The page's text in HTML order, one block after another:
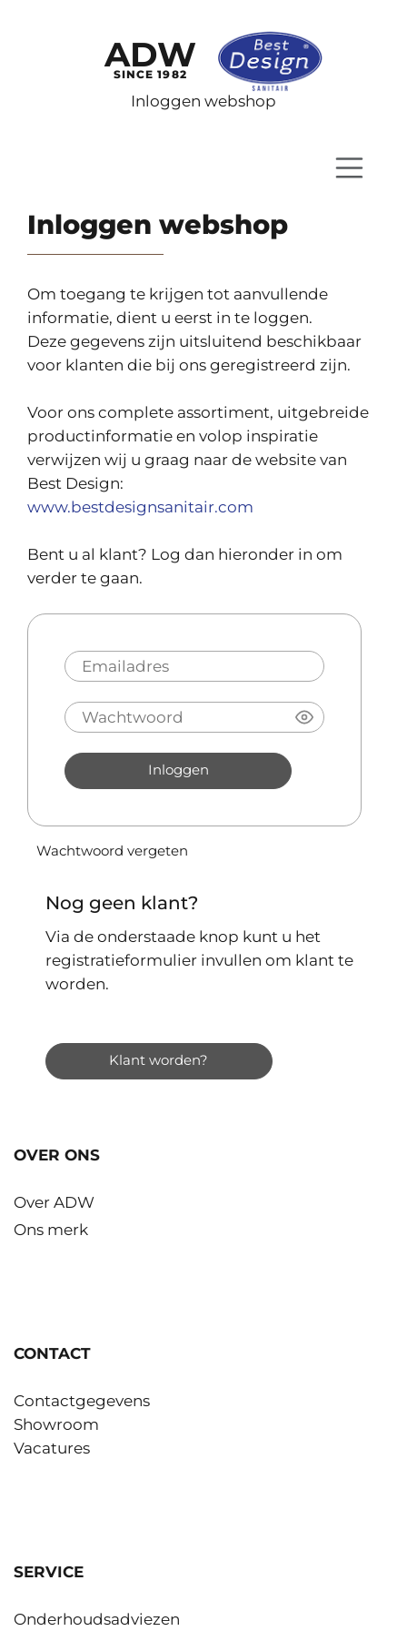
ADW
SINCE 1982
Inloggen webshop
Inloggen webshop
Om toegang te krijgen tot aanvullende
informatie, dient u eerst in te loggen.
Deze gegevens zijn uitsluitend beschikbaar
voor klanten die bij ons geregistreerd zijn.
Voor ons complete assortiment, uitgebreide
productinformatie en volop inspiratie
verwijzen wij u graag naar de website van
Best Design:
www.bestdesignsanitair.com
Bent u al klant? Log dan hieronder in om
verder te gaan.
Inloggen
Wachtwoord vergeten
Nog geen klant?
Via de onderstaade knop kunt u het
registratieformulier invullen om klant te
worden.
Klant worden?
OVER ONS
Over ADW
Ons merk
CONTACT
Contactgegevens
Showroom
Vacatures
SERVICE
Onderhoudsadviezen